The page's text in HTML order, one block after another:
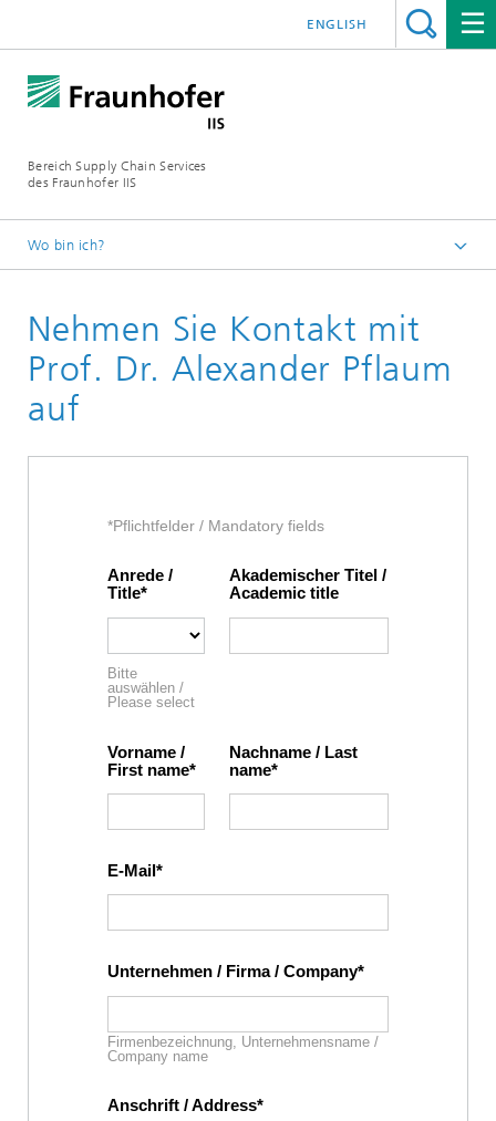
Bereich Supply Chain Services
des Fraunhofer IIS
ENGLISH
Wo bin ich?
Nehmen Sie Kontakt mit
Prof. Dr. Alexander Pflaum
auf
*Pflichtfelder / Mandatory fields
Anrede /
Title
Bitte
auswählen /
Please select
Akademischer Titel /
Academic title
Vorname /
First name
Nachname / Last
name
E-Mail
Unternehmen / Firma / Company
Firmenbezeichnung, Unternehmensname /
Company name
Anschrift / Address